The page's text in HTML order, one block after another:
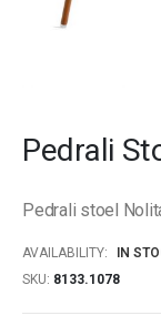
the
the
gallery
Pedrali
Pedrali stoel
AVAILABILITY:
IN
SKU 8133.1078